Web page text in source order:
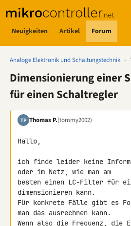
Neuigkeiten Artikel Forum
Analoge Elektronik und Schaltungstechnik ›
Dimensionierung einer
für einen Schaltregler
TP Thomas P.(tommy2002)
Hallo,
ich finde leider keine
oder im Netz, wie man am
besten einen LC-Filter für
dimensionieren kann.
Für konkrete Fälle gibt es
man das ausrechnen kann.
Wenn also die Frequenz, die